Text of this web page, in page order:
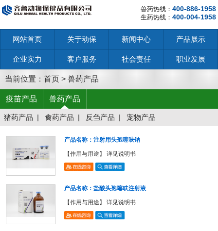
兽药热线： 400-886-1958
生药热线： 400-004-1958
网站首页 关于动保 新闻中心 产品展示
企业实力 客户服务 社会责任 职业发展
当前位置： 首页 > 兽药产品
疫苗产品 兽药产品
猪药产品 | 禽药产品 | 反刍产品 | 宠物产品
产品名称：注射用头孢噻呋钠
【作用与用途】 详见说明书
产品名称：盐酸头孢噻呋注射液
【作用与用途】 详见说明书